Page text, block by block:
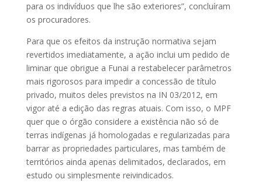
para os indivíduos que lhe são exteriores”, concluíram
os procuradores.
Para que os efeitos da instrução normativa sejam
revertidos imediatamente, a ação inclui um pedido de
liminar que obrigue a Funai a restabelecer parâmetros
mais rigorosos para impedir a concessão de título
privado, muitos deles previstos na IN 03/2012, em
vigor até a edição das regras atuais. Com isso, o MPF
quer que o órgão considere a existência não só de
terras indígenas já homologadas e regularizadas para
barrar as propriedades particulares, mas também de
territórios ainda apenas delimitados, declarados, em
estudo ou simplesmente reivindicados.